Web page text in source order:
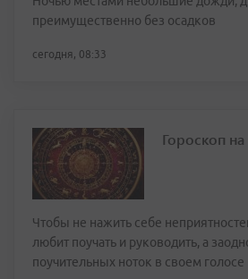
преимущественно без осадков
сегодня, 08:33
Гороскоп на
Чтобы не нажить себе
любит поучать и руководить, а
поучительных ноток в своем голосе